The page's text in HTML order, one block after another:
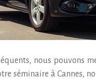
nous pouvons
séminaire à Cannes,